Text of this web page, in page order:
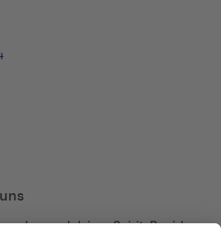
how und deinen Spirit. Bewirb